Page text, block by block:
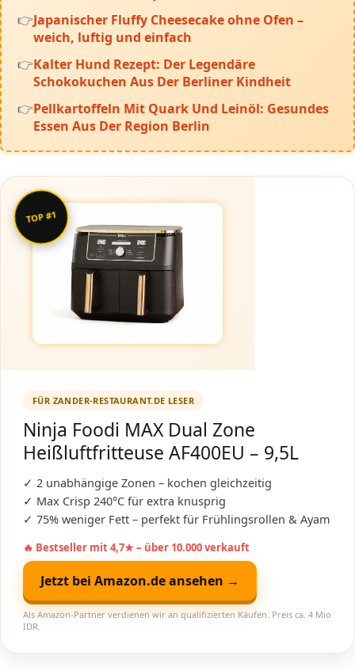
Japanischer Fluffy Cheesecake ohne Ofen –
weich, luftig und einfach
Kalter Hund Rezept: Der Legendäre
Schokokuchen Aus Der Berliner Kindheit
Pellkartoffeln Mit Quark Und Leinöl: Gesundes
Essen Aus Der Region Berlin
TOP #1
FÜR ZANDER-RESTAURANT.DE LESER
Ninja Foodi MAX Dual Zone
Heißluftfritteuse AF400EU – 9,5L
✓ 2 unabhängige Zonen – kochen gleichzeitig
✓ Max Crisp 240°C für extra knusprig
✓ 75% weniger Fett – perfekt für Frühlingsrollen & Ayam
🔥 Bestseller mit 4,7★ – über 10.000 verkauft
Jetzt bei Amazon.de ansehen →
Als Amazon-Partner verdienen wir an qualifizierten Käufen. Preis ca. 4 Mio
IDR.